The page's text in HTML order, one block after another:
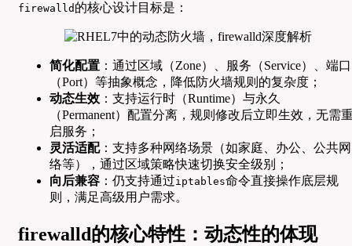
firewalld 的核心设计目标是：
简化配置 ：通过区域（Zone）、服务（Service）、端口
（Port）等抽象概念，降低防火墙规则的复杂度；
动态生效 ：支持运行时（Runtime）与永久
（Permanent）配置分离，规则修改后立即生效，无需
启服务；
灵活适配：支持多种网络场景（如家庭、办公、公共网
络等），通过区域策略快速切换安全级别；
向后兼容 ：仍支持通过iptables命令直接操作底层规
则，满足高级用户需求。
firewalld的核心特性：动态性的体现